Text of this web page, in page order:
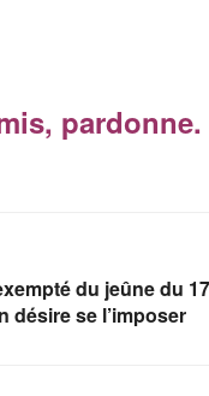
pardonne.
du jeûne du
désire se l’imposer